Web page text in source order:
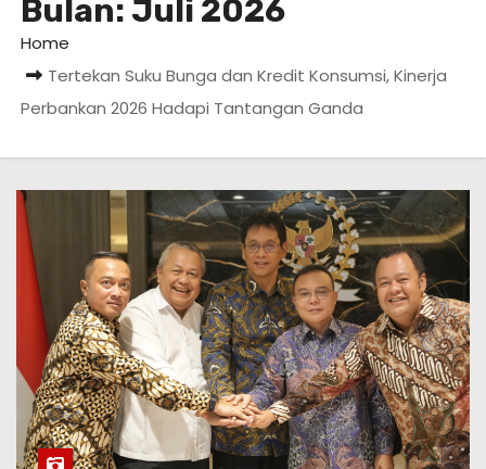
Bulan: Juli 2026
Home
Tertekan Suku Bunga dan Kredit Konsumsi, Kinerja
Perbankan 2026 Hadapi Tantangan Ganda